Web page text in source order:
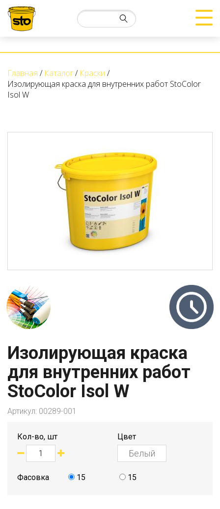
Главная Каталог
Краски
Изолирующая краска для внутренних работ StoColor
Isol W
Изолирующая краска
для внутренних работ
StoColor Isol W
Артикул: 00289-001
Кол-во, шт Цвет
Фасовка 15 15